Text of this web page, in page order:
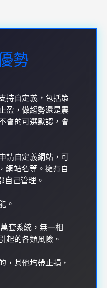
勢
持自定義，包括策
盈，做趨勢還是震
會的可選默認，會
請自定義網站，可
網站名等。擁有自
自己管理。
。
套系統，無一相
起的各類風險。
，其他均帶止損，